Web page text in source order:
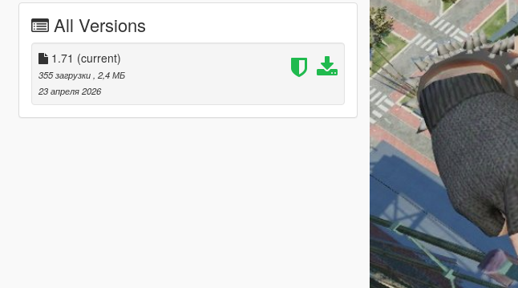
All Versions
1.71 (current)
355 загрузки , 2,4 МБ
23 апреля 2026